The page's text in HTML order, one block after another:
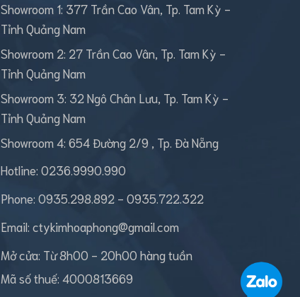
Showroom 1: 377 Trần Cao Vân, Tp. Tam Kỳ -
Tỉnh Quảng Nam
Showroom 2: 27 Trần Cao Vân, Tp. Tam Kỳ -
Tỉnh Quảng Nam
Showroom 3: 32 Ngô Chân Lưu, Tp. Tam Kỳ -
Tỉnh Quảng Nam
Showroom 4: 654 Đường 2/9 , Tp. Đà Nẵng
Hotline: 0236.9990.990
Phone: 0935.298.892 - 0935.722.322
Email: ctykimhoaphong@gmail.com
Mở cửa: Từ 8h00 - 20h00 hàng tuần
Mã số thuế: 4000813669